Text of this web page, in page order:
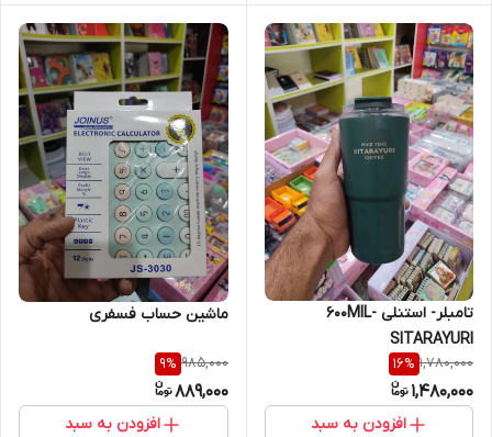
تامبلر- استنلی -600MIL
SITARAYURI
1,780,000
16%
1,480,000
افزودن به سبد
ماشین حساب فسفری
985,000
9%
889,000
افزودن به سبد